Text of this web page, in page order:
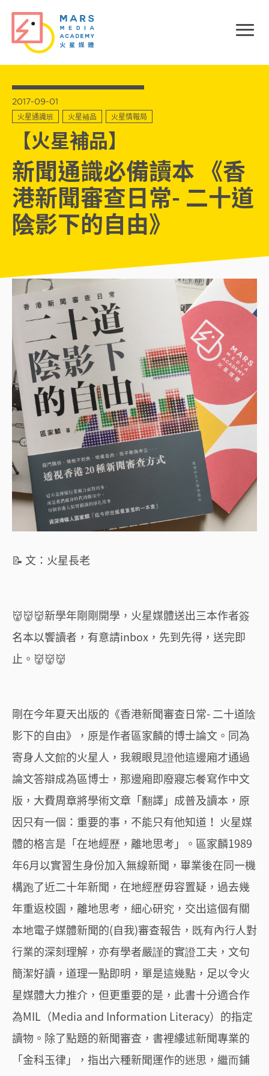
【火星補品】
2017-09-01
火星通識班 火星補品 火星情報局
新聞通識必備讀本 《香
港新聞審查日常- 二十道
陰影下的自由》
📝 文：火星長老
👹👹👹新學年剛剛開學，火星媒體送出三本作者簽
名本以饗讀者，有意請inbox，先到先得，送完即
止。👹👹👹
剛在今年夏天出版的《香港新聞審查日常- 二十道陰
影下的自由》，原是作者區家麟的博士論文。同為
寄身人文館的火星人，我親眼見證他這邊廂才通過
論文答辯成為區博士，那邊廂即廢寢忘餐寫作中文
版，大費周章將學術文章「翻譯」成普及讀本，原
因只有一個：重要的事，不能只有他知道！ 火星媒
體的格言是「在地經歷，離地思考」。區家麟1989
年6月以實習生身份加入無線新聞，畢業後在同一機
構跑了近二十年新聞，在地經歷毋容置疑，過去幾
年重返校園，離地思考，細心研究，交出這個有關
本地電子媒體新聞的(自我)審查報告，既有內行人對
行業的深刻理解，亦有學者嚴謹的實證工夫，文句
簡潔好讀，道理一點即明，單是這幾點，足以令火
星媒體大力推介，但更重要的是，此書十分適合作
為MIL（Media and Information Literacy）的指定
讀物。除了點題的新聞審查，書裡縷述新聞專業的
「金科玉律」，指出六種新聞運作的迷思，繼而鋪